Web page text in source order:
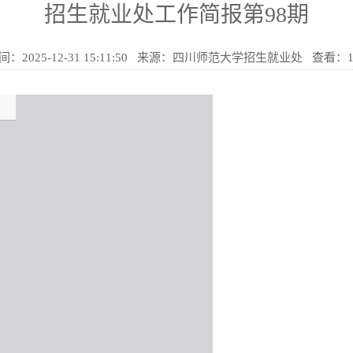
招生就业处工作简报第98期
：2025-12-31 15:11:50 来源：四川师范大学招生就业处 查看：